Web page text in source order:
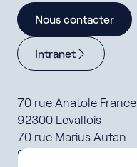
Nous contacter
Intranet
70 rue Anatole France
92300 Levallois
70 rue Marius Aufan
92300 Levallois